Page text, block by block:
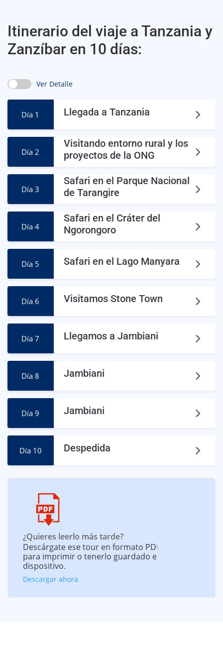
Itinerario del viaje a Tanzania y
Zanzíbar en 10 días:
Ver Detalle
Día 1 Llegada a Tanzania
Día 2
Visitando entorno rural y los
proyectos de la ONG
Día 3
Safari en el Parque Nacional
de Tarangire
Día 4
Safari en el Cráter del
Ngorongoro
Día 5 Safari en el Lago Manyara
Día 6 Visitamos Stone Town
Día 7 Llegamos a Jambiani
Día 8 Jambiani
Día 9 Jambiani
Día 10 Despedida
¿Quieres leerlo más tarde?
Descárgate ese tour en formato PDF
para imprimir o tenerlo guardado en tu
dispositivo.
Descargar ahora